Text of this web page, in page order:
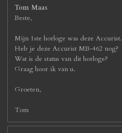
Tom Maas
Beste,
Mijn 1ste horloge was deze Accurist.
Heb je deze Accurist MB-462 nog?
Wat is de status van dit horloge?
Graag hoor ik van u.
Groeten,
Tom